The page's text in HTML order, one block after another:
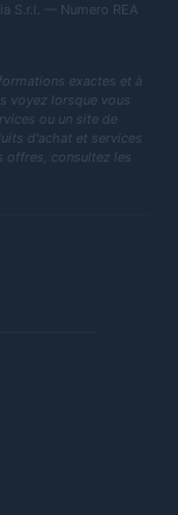
S.r.l. — Numero REA
exactes et à
voyez lorsque vous
ou un site de
d'achat et services
offres, consultez les